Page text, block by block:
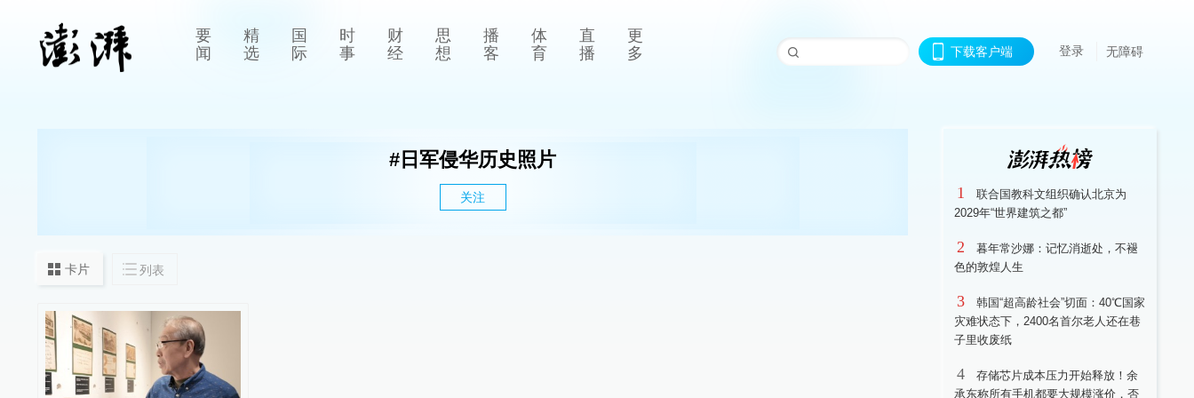
要
闻
精
选
国
际
时
事
财
经
思
想
播
客
体
育
直
播
更
多
下载客户端 登录 无障碍
# 日军侵华历史照片
关注
卡片 列表
1
联合国教科文组织确认北京为
2029年“世界建筑之都”
2
暮年常沙娜：记忆消逝处，不褪
色的敦煌人生
3
韩国“超高龄社会”切面：40℃国家
灾难状态下，2400名首尔老人还在巷
子里收废纸
4
存储芯片成本压力开始释放！余
承东称所有手机都要大规模涨价，否